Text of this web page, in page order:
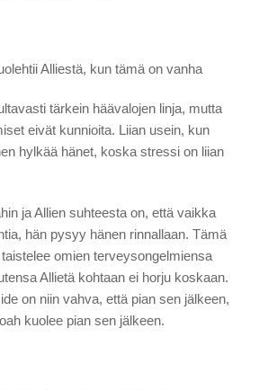
Alliestä, kun tämä on vanha
tärkein häävalojen linja, mutta
eivät kunnioita. Liian usein, kun
hylkää hänet, koska stressi on liian
ja Allien suhteesta on, että vaikka
hän pysyy hänen rinnallaan. Tämä
omien terveysongelmiensa
Allietä kohtaan ei horju koskaan.
on niin vahva, että pian sen jälkeen,
kuolee pian sen jälkeen.